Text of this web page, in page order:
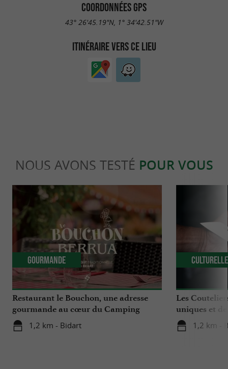
COORDONNÉES GPS
43° 26'45.19"N, 1° 34'42.51"W
ITINÉRAIRE VERS CE LIEU
NOUS AVONS TESTÉ POUR VOUS
Restaurant le Bouchon, une adresse
gourmande au cœur du Camping
Berrua 4* à Bidart
1,2 km - Bidart
Gourmande
Les
uniques et
Bidart
1,2 km -
Culturelle